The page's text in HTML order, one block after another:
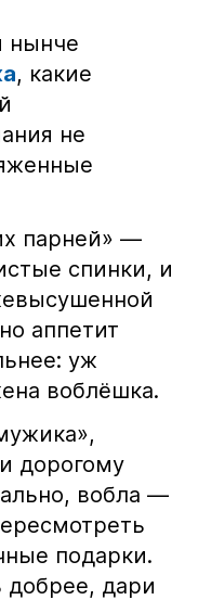
нынче
, какие
не
парней» —
спинки, и
аппетит
уж
воблёшка.
дорогому
вобла —
подарки.
добрее, дари